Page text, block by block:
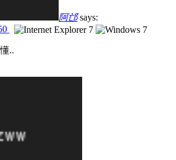
阿邙 says:
..